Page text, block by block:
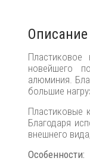
Описание
Пластиковое
новейшего
алюминия.
большие
Пластиковые
Благодаря
внешнего
Особенности: